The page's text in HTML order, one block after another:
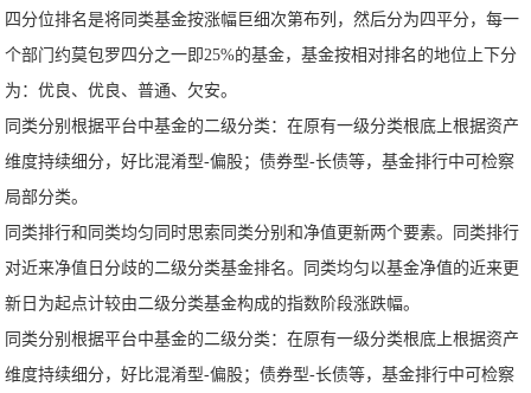
四分位排名是将同类基金按涨幅巨细次第布列，然后分为四平分，每一
个部门约莫包罗四分之一即25%的基金，基金按相对排名的地位上下分
为：优良、优良、普通、欠安。
同类分别根据平台中基金的二级分类：在原有一级分类根底上根据资产
维度持续细分，好比混淆型-偏股；债券型-长债等，基金排行中可检察
局部分类。
同类排行和同类均匀同时思索同类分别和净值更新两个要素。同类排行
对近来净值日分歧的二级分类基金排名。同类均匀以基金净值的近来更
新日为起点计较由二级分类基金构成的指数阶段涨跌幅。
同类分别根据平台中基金的二级分类：在原有一级分类根底上根据资产
维度持续细分，好比混淆型-偏股；债券型-长债等，基金排行中可检察